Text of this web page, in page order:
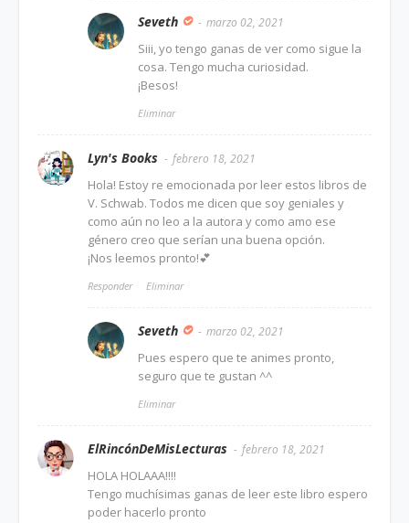
Seveth marzo 02, 2021
Siii, yo tengo ganas de ver como sigue la
cosa. Tengo mucha curiosidad.
¡Besos!
Eliminar
Lyn's Books febrero 18, 2021
Hola! Estoy re emocionada por leer estos libros de
V. Schwab. Todos me dicen que soy geniales y
como aún no leo a la autora y como amo ese
género creo que serían una buena opción.
¡Nos leemos pronto!💕
Responder Eliminar
Seveth marzo 02, 2021
Pues espero que te animes pronto,
seguro que te gustan ^^
Eliminar
ElRincónDeMisLecturas febrero 18, 2021
HOLA HOLAAA!!!!
Tengo muchísimas ganas de leer este libro espero
poder hacerlo pronto